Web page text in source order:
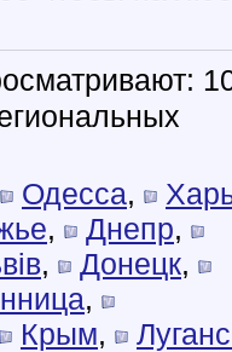
Одесса,
, Днепр,
, Донецк,
,
Крым,